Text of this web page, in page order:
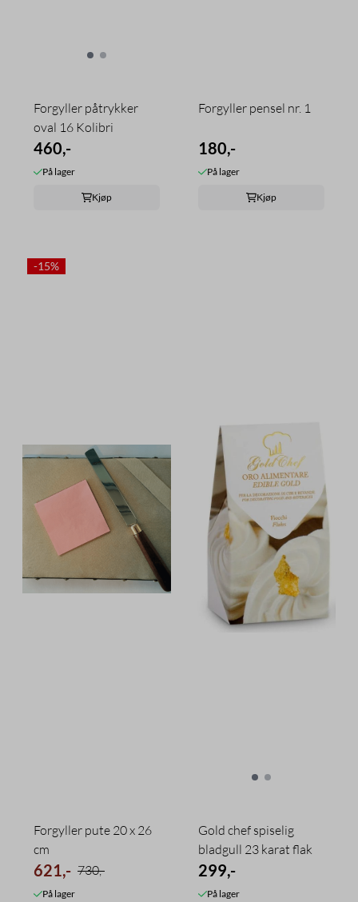
Forgyller påtrykker
oval 16 Kolibri
460,-
På lager
Kjøp
Forgyller pensel nr. 1
180,-
På lager
Kjøp
-15%
Forgyller pute 20 x 26
cm
621,- 730,-
På lager
Gold chef spiselig
bladgull 23 karat flak
299,-
På lager